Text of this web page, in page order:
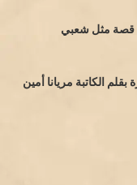
قصة مثل شعبي
الكاتبة مريانا أمين